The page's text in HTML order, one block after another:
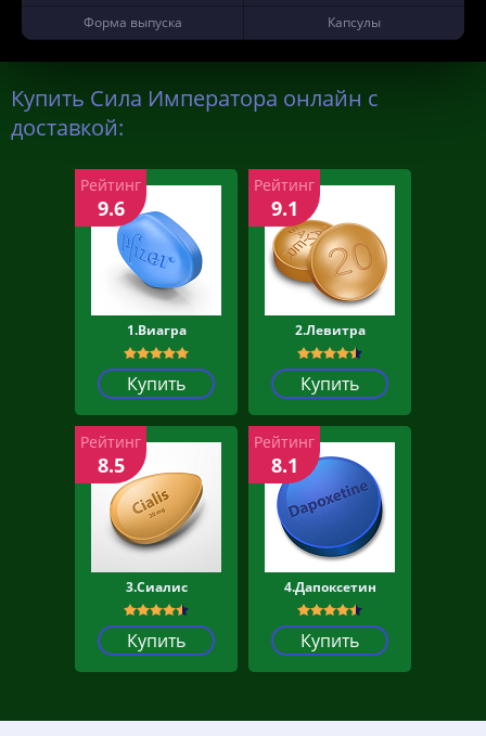
Форма выпуска
Капсулы
Купить Сила Императора онлайн с
доставкой:
1.Виагра
Купить
Рейтинг
9.6
2.Левитра
Купить
Рейтинг
9.1
3.Сиалис
Купить
Рейтинг
8.5
4.Дапоксетин
Купить
Рейтинг
8.1